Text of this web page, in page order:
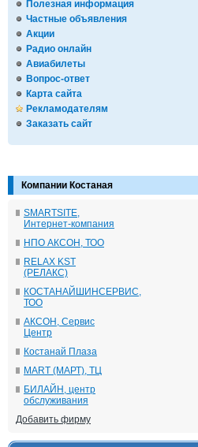
Полезная информация
Частные объявления
Акции
Радио онлайн
Авиабилеты
Вопрос-ответ
Карта сайта
Рекламодателям
Заказать сайт
Компании Костаная
SMARTSITE,
Интернет-компания
НПО АКСОН, ТОО
RELAX KST
(РЕЛАКС)
КОСТАНАЙШИНСЕРВИС,
ТОО
АКСОН, Сервис
Центр
Костанай Плаза
MART (МАРТ), ТЦ
БИЛАЙН, центр
обслуживания
Добавить фирму